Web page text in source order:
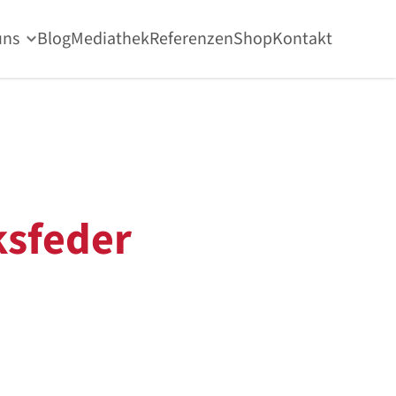
BlogMediathekReferenzenShopKontakt